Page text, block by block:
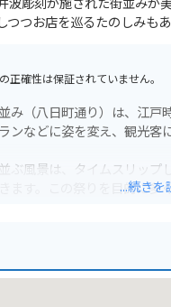
つお店を巡るたのしみも
確性は保証されていません。
み（八日町通り）は、江
などに姿を変え、観光客
ぶ風景は、タイムスリッ
ます。この祭りを目的に多
意が必要です。
...続きを